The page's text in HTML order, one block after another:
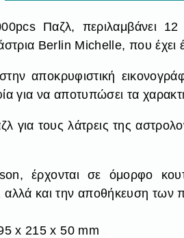
Παζλ, περιλαμβάνει 12
Berlin Michelle, που έχει
αποκρυφιστική
για να αποτυπώσει τα
για τους λάτρεις της
έρχονται σε όμορφο
και την αποθήκευση των
x 215 x 50 mm